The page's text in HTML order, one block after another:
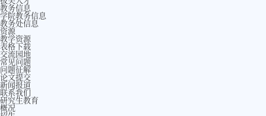
教务信息
学院教务信息
教务处信息
资源
教学资源
表格下载
交流园地
常见问题
问题征解
论文提交
新闻报道
联系我们
研究生教育
概况